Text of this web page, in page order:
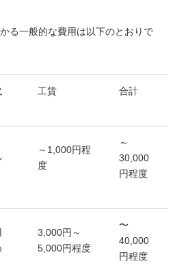
る一般的な費用は以下のとおりで
工賃 合計
～1,000円程
度
～
30,000
円程度
3,000円～
5,000円程度
〜
40,000
円程度